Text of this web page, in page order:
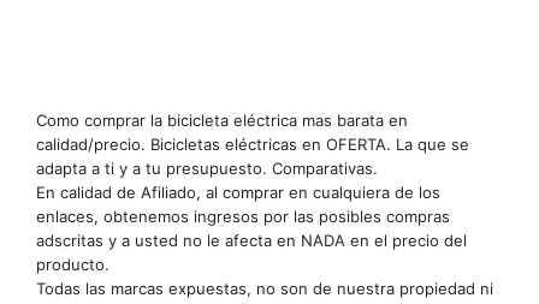
Como comprar la bicicleta eléctrica mas barata en
calidad/precio. Bicicletas eléctricas en OFERTA. La que se
adapta a ti y a tu presupuesto. Comparativas.
En calidad de Afiliado, al comprar en cualquiera de los
enlaces, obtenemos ingresos por las posibles compras
adscritas y a usted no le afecta en NADA en el precio del
producto.
Todas las marcas expuestas, no son de nuestra propiedad ni